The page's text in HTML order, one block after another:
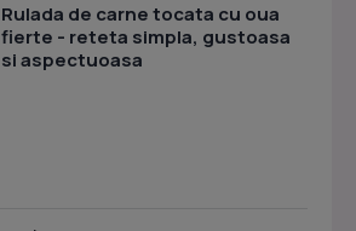
Rulada de carne tocata cu oua
fierte - reteta simpla, gustoasa
si aspectuoasa